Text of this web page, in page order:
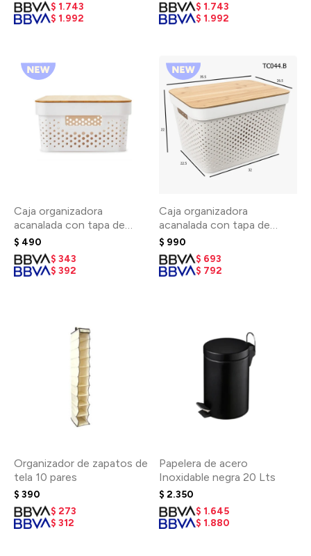
$ 1.743
$ 1.992
$ 1.743
$ 1.992
Caja organizadora
acanalada con tapa de
Bambu 26,5 x 17,5 x 13cm -
Blanco
$ 490
$ 343
$ 392
Caja organizadora
acanalada con tapa de
bambu 35,5 x 26,5 x
22,5cm - Blanco
$ 990
$ 693
$ 792
Organizador de zapatos de
tela 10 pares
$ 390
$ 273
$ 312
Papelera de acero
Inoxidable negra 20 Lts
$ 2.350
$ 1.645
$ 1.880